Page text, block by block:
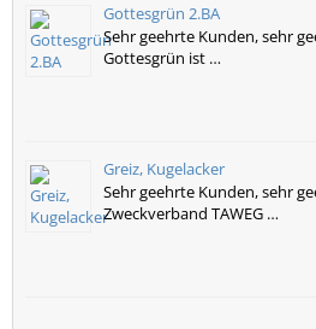
Gottesgrün 2.BA
Sehr geehrte Kunden, sehr
Gottesgrün ist …
Greiz, Kugelacker
Sehr geehrte Kunden, sehr
Zweckverband TAWEG …